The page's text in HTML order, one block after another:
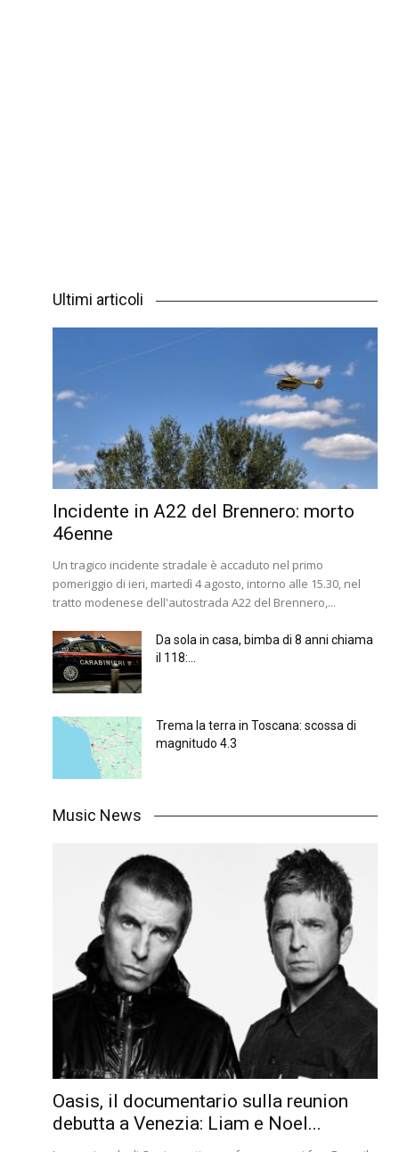
Ultimi articoli
Incidente in A22 del Brennero: morto
46enne
Un tragico incidente stradale è accaduto nel primo
pomeriggio di ieri, martedì 4 agosto, intorno alle 15.30, nel
tratto modenese dell'autostrada A22 del Brennero,...
Da sola in casa, bimba di 8 anni chiama
il 118:...
Trema la terra in Toscana: scossa di
magnitudo 4.3
Music News
Oasis, il documentario sulla reunion
debutta a Venezia: Liam e Noel...